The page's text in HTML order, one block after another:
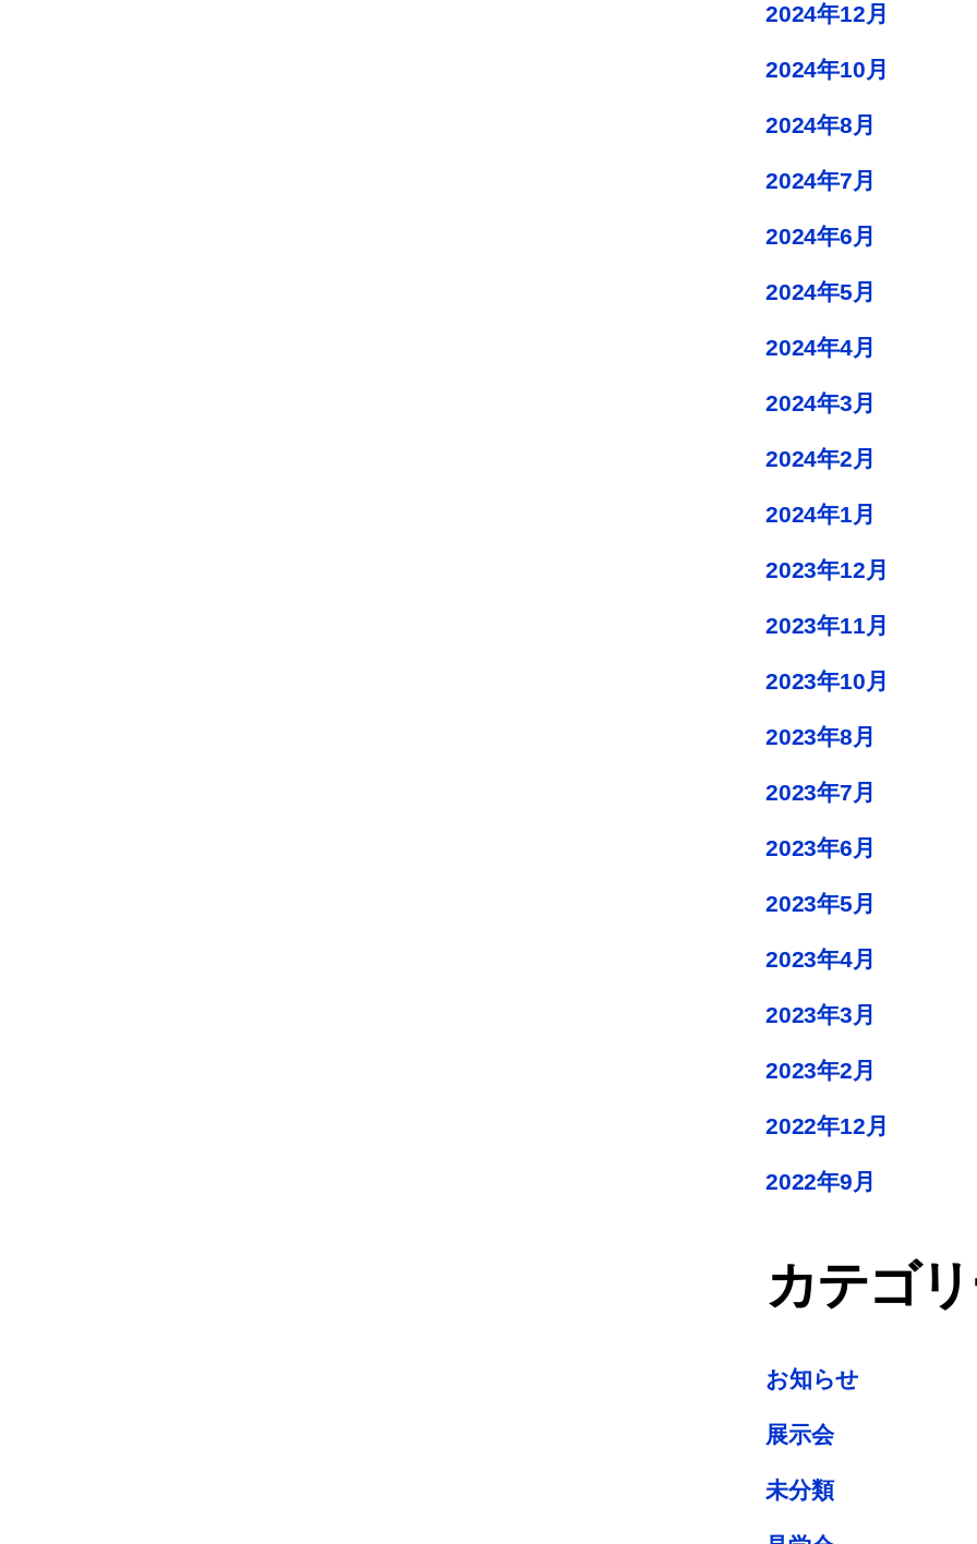
2024年12月
2024年10月
2024年8月
2024年7月
2024年6月
2024年5月
2024年4月
2024年3月
2024年2月
2024年1月
2023年12月
2023年11月
2023年10月
2023年8月
2023年7月
2023年6月
2023年5月
2023年4月
2023年3月
2023年2月
2022年12月
2022年9月
カテゴ
お知らせ
展示会
未分類